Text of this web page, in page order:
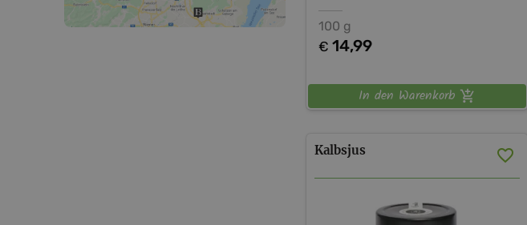
100 g
€ 14,99
In den Warenkorb
Kalbsjus